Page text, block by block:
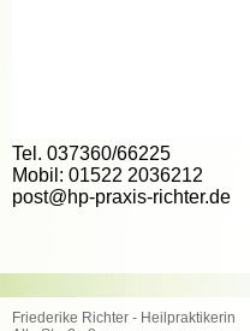
Tel. 037360/66225
Mobil: 01522 2036212
post@hp-praxis-richter.de
Friederike Richter - Heilpraktikerin